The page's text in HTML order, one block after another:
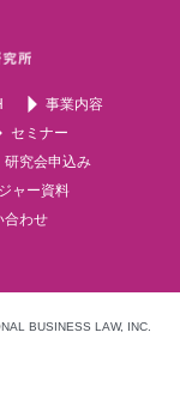
事業内容
セミナー
研究会申込み
ャー資料
合わせ
BUSINESS LAW, INC.